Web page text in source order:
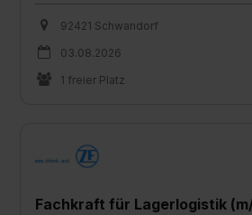
92421 Schwandorf
03.08.2026
1 freier Platz
Fachkraft für Lagerlogistik